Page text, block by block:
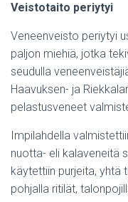
Veistotaito periytyi
Veneenveisto periytyi
paljon miehiä, jotka
seudulla
Haavuksen- ja
pelastusveneet
Impilahdella
nuotta- eli kalaveneitä
käytettiin purjeita, yhtä
pohjalla ritilät,